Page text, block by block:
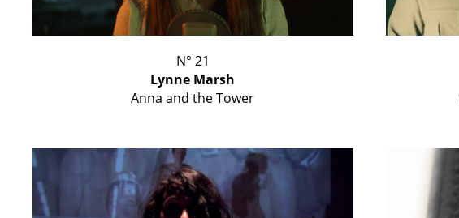
N° 21
Lynne Marsh
Anna and the Tower